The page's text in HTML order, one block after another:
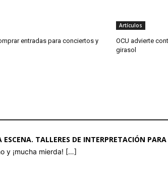
entradas para conciertos y
Artículos
OCU advierte
girasol
ESCENA. TALLERES DE INTERPRETACIÓN PARA
y ¡mucha mierda! […]